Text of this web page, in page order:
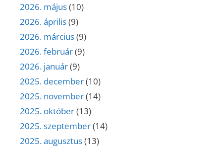
2026. május(10)
2026. április(9)
2026. március(9)
2026. február(9)
2026. január(9)
2025. december(10)
2025. november(14)
2025. október(13)
2025. szeptember(14)
2025. augusztus(13)